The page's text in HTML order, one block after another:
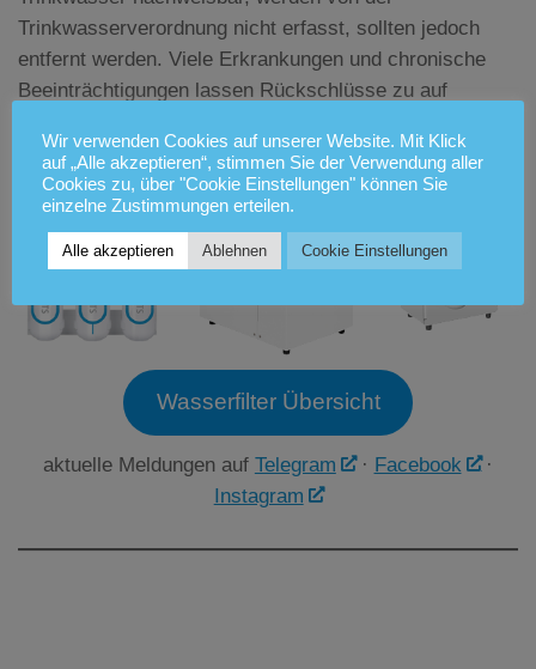
Trinkwasserverordnung nicht erfasst, sollten jedoch
entfernt werden. Viele Erkrankungen und chronische
Beeinträchtigungen lassen Rückschlüsse zu auf
Wasserfilter Übersicht
aktuelle Meldungen auf Telegram · Facebook
·
Instagram
Wir verwenden Cookies auf unserer Website. Mit Klick
auf „Alle akzeptieren“, stimmen Sie der Verwendung aller
Cookies zu, über "Cookie Einstellungen" können Sie
einzelne Zustimmungen erteilen.
Alle akzeptieren Ablehnen Cookie Einstellungen